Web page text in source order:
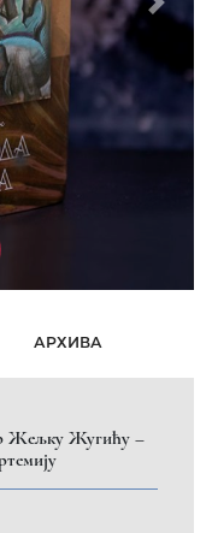
АРХИВА
Жељку Жугићу –